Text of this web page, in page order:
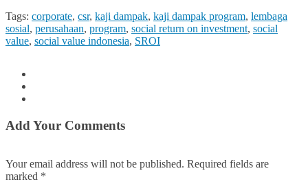
Tags: corporate, csr, kaji dampak, kaji dampak program, lembaga
sosial, perusahaan, program, social return on investment, social
value, social value indonesia, SROI
Add Your Comments
Your email address will not be published. Required fields are
marked *